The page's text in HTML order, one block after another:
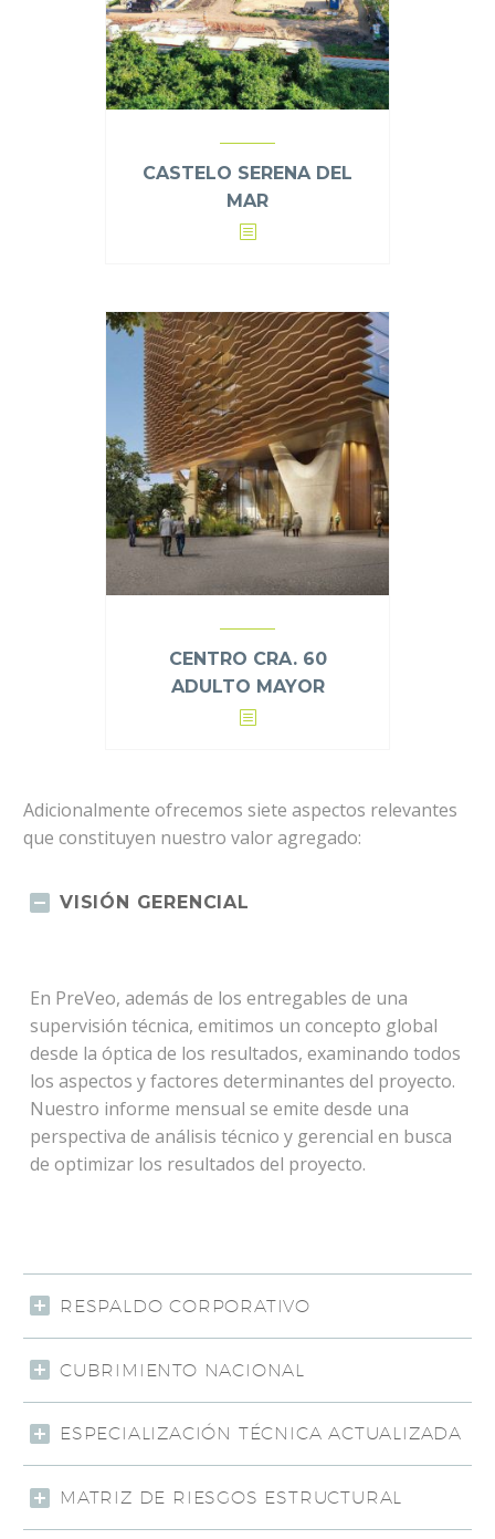
CASTELO SERENA DEL
MAR
CENTRO CRA. 60
ADULTO MAYOR
Adicionalmente ofrecemos siete aspectos relevantes
que constituyen nuestro valor agregado:
VISIÓN GERENCIAL
En PreVeo, además de los entregables de una
supervisión técnica, emitimos un concepto global
desde la óptica de los resultados, examinando todos
los aspectos y factores determinantes del proyecto.
Nuestro informe mensual se emite desde una
perspectiva de análisis técnico y gerencial en busca
de optimizar los resultados del proyecto.
RESPALDO CORPORATIVO
CUBRIMIENTO NACIONAL
ESPECIALIZACIÓN TÉCNICA ACTUALIZADA
MATRIZ DE RIESGOS ESTRUCTURAL